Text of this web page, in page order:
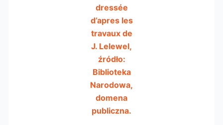
dressée
d’apres les
travaux de
J. Lelewel,
źródło:
Biblioteka
Narodowa,
domena
publiczna.